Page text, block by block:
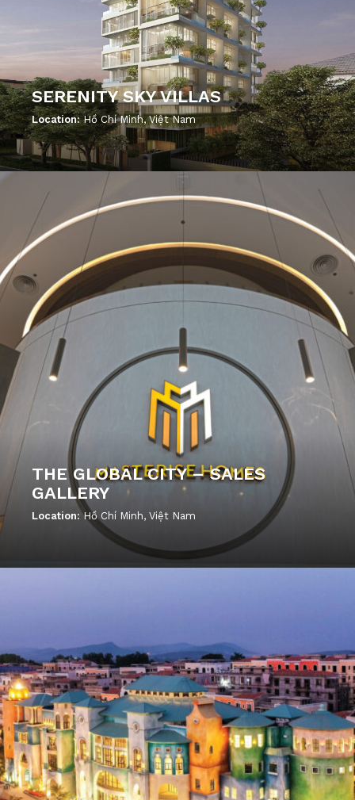
';
SERENITY SKY VILLAS
Location:Hồ Chí Minh, Việt Nam
THE GLOBAL CITY – SALES
GALLERY
Location: Hồ Chí Minh, Việt Nam